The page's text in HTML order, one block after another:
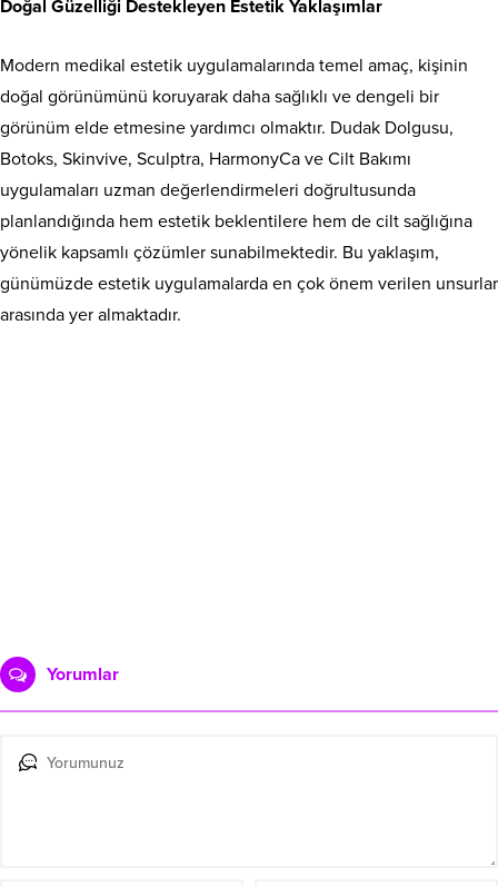
Doğal Güzelliği Destekleyen Estetik Yaklaşımlar
Modern medikal estetik uygulamalarında temel amaç, kişinin
doğal görünümünü koruyarak daha sağlıklı ve dengeli bir
görünüm elde etmesine yardımcı olmaktır. Dudak Dolgusu,
Botoks, Skinvive, Sculptra, HarmonyCa ve Cilt Bakımı
uygulamaları uzman değerlendirmeleri doğrultusunda
planlandığında hem estetik beklentilere hem de cilt sağlığına
yönelik kapsamlı çözümler sunabilmektedir. Bu yaklaşım,
günümüzde estetik uygulamalarda en çok önem verilen unsurlar
arasında yer almaktadır.
Yorumlar